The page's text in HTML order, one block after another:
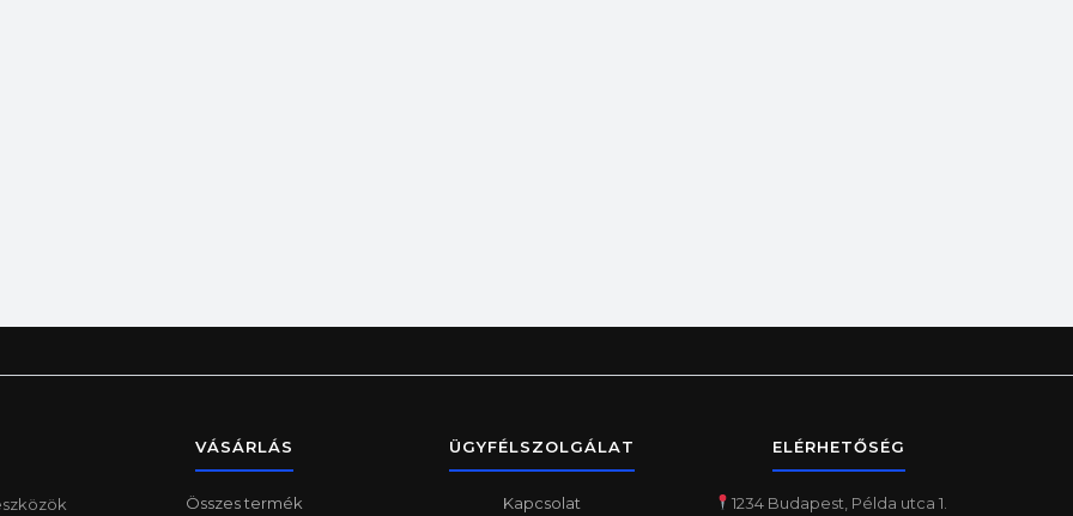
VÁSÁRLÁS
Összes termék
ÜGYFÉLSZOLGÁLAT
Kapcsolat
ELÉRHETŐSÉG
1234 Budapest, Példa utca 1.